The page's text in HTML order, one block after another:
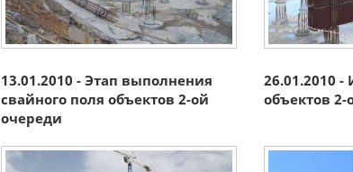
13.01.2010 - Этап выполнения
свайного поля объектов 2-ой
очереди
26.01.2010
объектов